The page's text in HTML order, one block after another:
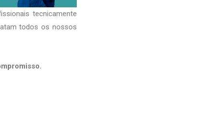
tecnicamente
todos os nossos